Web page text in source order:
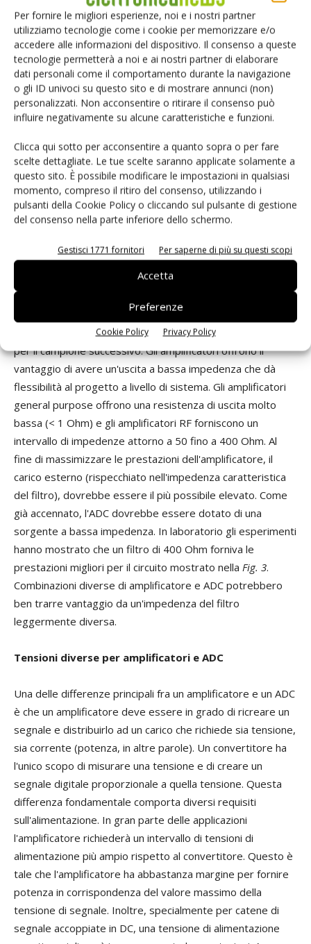
Per fornire le migliori esperienze, noi e i nostri partner
utilizziamo tecnologie come i cookie per memorizzare e/o
accedere alle informazioni del dispositivo. Il consenso a queste
tecnologie permetterà a noi e ai nostri partner di elaborare
dati personali come il comportamento durante la navigazione
o gli ID univoci su questo sito e di mostrare annunci (non)
personalizzati. Non acconsentire o ritirare il consenso può
influire negativamente su alcune caratteristiche e funzioni.
Clicca qui sotto per acconsentire a quanto sopra o per fare
scelte dettagliate. Le tue scelte saranno applicate solamente a
questo sito. È possibile modificare le impostazioni in qualsiasi
momento, compreso il ritiro del consenso, utilizzando i
pulsanti della Cookie Policy o cliccando sul pulsante di gestione
del consenso nella parte inferiore dello schermo.
Gestisci 1771 fornitori Per saperne di più su questi scopi
Accetta
Preferenze
Cookie Policy Privacy Policy
convertitore a 14 bit menzionato in precedenza, è un
esempio tipico di convertitore ad alta risoluzione e ad alta
velocità, ha un ingresso che è largamente capacitivo (9 pF
con clock basso, 6 pF con clock alto). I convertitori di
questo tipo sono pilotati da una sorgente a bassa
impedenza. I convertitori sono dispositivi a
temporizzazione discreta. A un certo punto nel tempo
mentre elabora quel campione. Per l'ADC14155il
datasheet specifica che il segnale è campionato sul fronte
discendente del clock. Esso specifica anche che la capacità
di ingresso è di 6 pF mentre il clock è alto e di 9 pF quando
il clock è basso. Da queste informazioni possiamo vedere
che il filtro dovrebbe essere progettato attorno alla
capacità di 6 pF in corrispondenza del clock alto. Durante
questo tempo l'ADC si sta preparando per campionare
l'ingresso analogico. Quando il clock passa al livello basso, il
campione è stato prelevato e non dobbiamo preoccuparci
della capacità di ingresso fino a che non giunge il momento
per il campione successivo. Gli amplificatori offrono il
vantaggio di avere un'uscita a bassa impedenza che dà
flessibilità al progetto a livello di sistema. Gli amplificatori
general purpose offrono una resistenza di uscita molto
bassa (< 1 Ohm) e gli amplificatori RF forniscono un
intervallo di impedenze attorno a 50 fino a 400 Ohm. Al
fine di massimizzare le prestazioni dell'amplificatore, il
carico esterno (rispecchiato nell'impedenza caratteristica
del filtro), dovrebbe essere il più possibile elevato. Come
già accennato, l'ADC dovrebbe essere dotato di una
sorgente a bassa impedenza. In laboratorio gli esperimenti
hanno mostrato che un filtro di 400 Ohm forniva le
prestazioni migliori per il circuito mostrato nella Fig. 3.
Combinazioni diverse di amplificatore e ADC potrebbero
ben trarre vantaggio da un'impedenza del filtro
leggermente diversa.
Tensioni diverse per amplificatori e ADC
Una delle differenze principali fra un amplificatore e un ADC
è che un amplificatore deve essere in grado di ricreare un
segnale e distribuirlo ad un carico che richiede sia tensione,
sia corrente (potenza, in altre parole). Un convertitore ha
l'unico scopo di misurare una tensione e di creare un
segnale digitale proporzionale a quella tensione. Questa
differenza fondamentale comporta diversi requisiti
sull'alimentazione. In gran parte delle applicazioni
l'amplificatore richiederà un intervallo di tensioni di
alimentazione più ampio rispetto al convertitore. Questo è
tale che l'amplificatore ha abbastanza margine per fornire
potenza in corrispondenza del valore massimo della
tensione di segnale. Inoltre, specialmente per catene di
segnale accoppiate in DC, una tensione di alimentazione